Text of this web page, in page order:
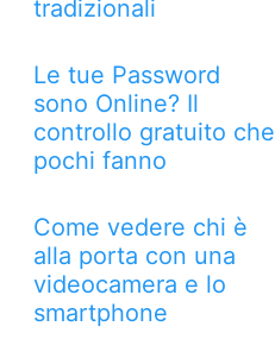
tradizionali
Le tue Password
sono Online? Il
controllo gratuito che
pochi fanno
Come vedere chi è
alla porta con una
videocamera e lo
smartphone